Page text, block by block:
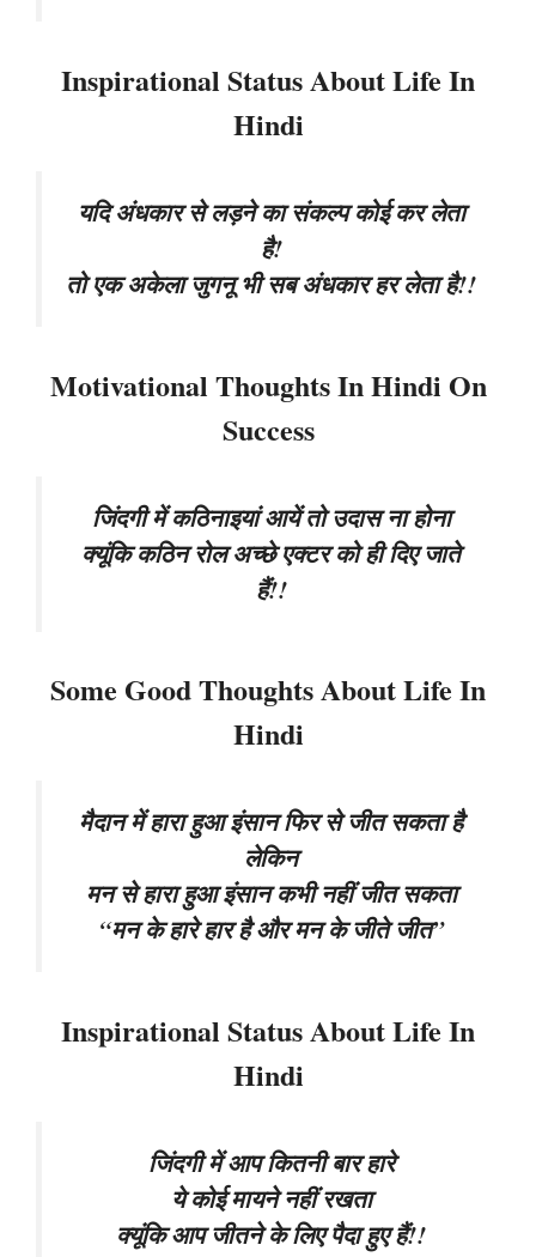
Inspirational Status About Life In
Hindi
यदि अंधकार से लड़ने का संकल्प कोई कर लेता
है!
तो एक अकेला जुगनू भी सब अंधकार हर लेता है!!
Motivational Thoughts In Hindi On
Success
जिंदगी में कठिनाइयां आयें तो उदास ना होना
क्यूंकि कठिन रोल अच्छे एक्टर को ही दिए जाते
हैं!!
Some Good Thoughts About Life In
Hindi
मैदान में हारा हुआ इंसान फिर से जीत सकता है
लेकिन
मन से हारा हुआ इंसान कभी नहीं जीत सकता
“मन के हारे हार है और मन के जीते जीत”
Inspirational Status About Life In
Hindi
जिंदगी में आप कितनी बार हारे
ये कोई मायने नहीं रखता
क्यूंकि आप जीतने के लिए पैदा हुए हैं!!